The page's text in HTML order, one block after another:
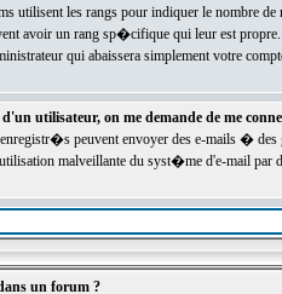
les rangs pour indiquer le nombre de
avoir un rang sp�cifique qui leur est
qui abaissera simplement votre
utilisateur, on me demande de me
peuvent envoyer des e-mails �
malveillante du syst�me d'e-mail par
un forum ?